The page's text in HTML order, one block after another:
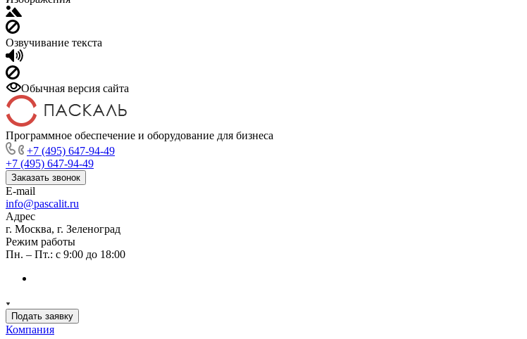
Озвучивание текста
Обычная версия сайта
Программное обеспечение и оборудование для бизнеса
+7 (495) 647-94-49
+7 (495) 647-94-49
Заказать звонок
E-mail
info@pascalit.ru
Адрес
г. Москва, г. Зеленоград
Режим работы
Пн. – Пт.: с 9:00 до 18:00
Подать заявку
Компания